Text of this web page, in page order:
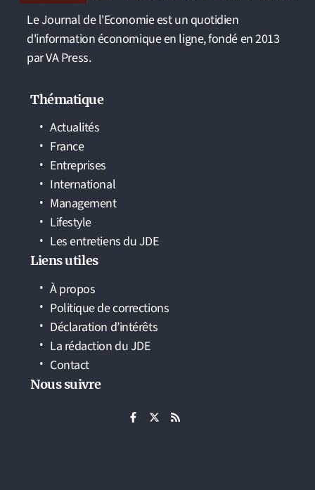
Le Journal de l'Economie est un quotidien
d'information économique en ligne, fondé en 2013
par VA Press.
Thématique
Actualités
France
Entreprises
International
Management
Lifestyle
Les entretiens du JDE
Liens utiles
À propos
Politique de corrections
Déclaration d’intérêts
La rédaction du JDE
Contact
Nous suivre